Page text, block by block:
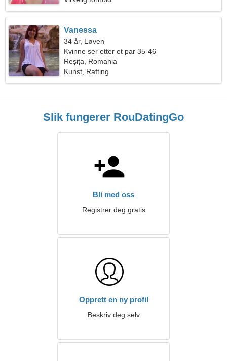
Vanessa
34 år, Løven
Kvinne ser etter et par 35-46
Reșița, Romania
Kunst, Rafting
Slik fungerer RouDatingGo
Bli med oss
Registrer deg gratis
Opprett en ny profil
Beskriv deg selv